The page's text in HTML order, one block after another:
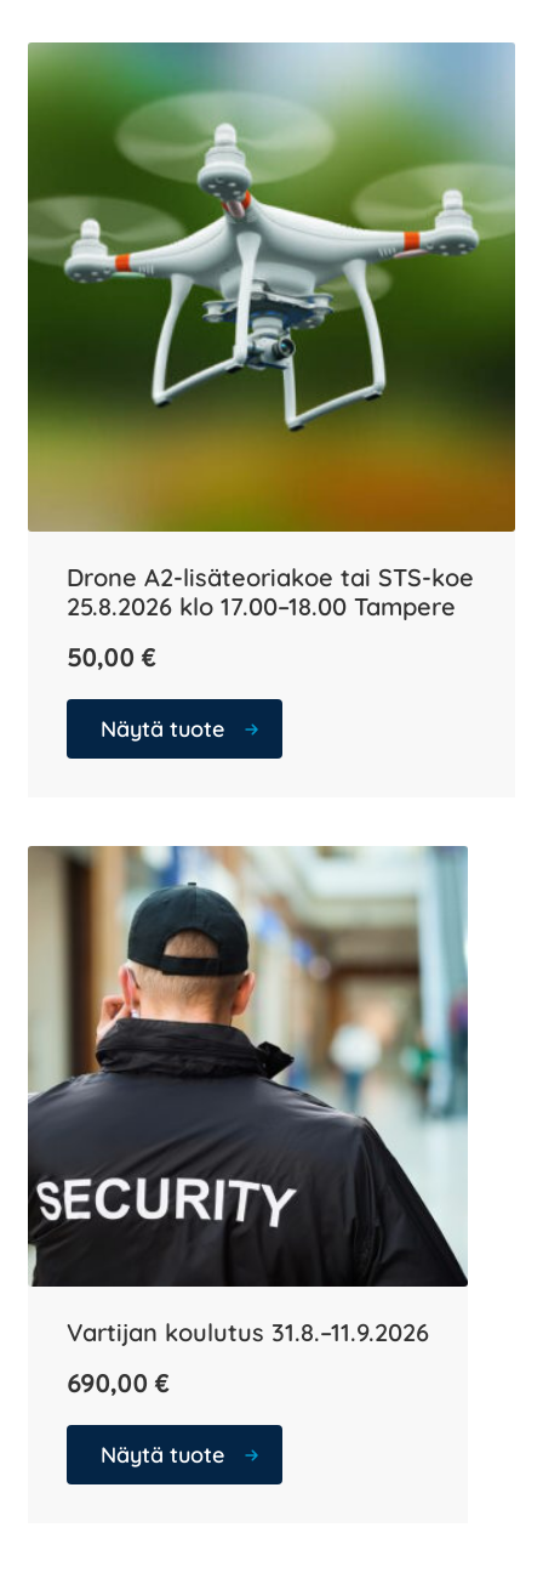
Drone A2-lisäteoriakoe tai STS-koe
25.8.2026 klo 17.00–18.00 Tampere
50,00 €
Näytä tuote
Vartijan koulutus 31.8.–11.9.2026
690,00 €
Näytä tuote